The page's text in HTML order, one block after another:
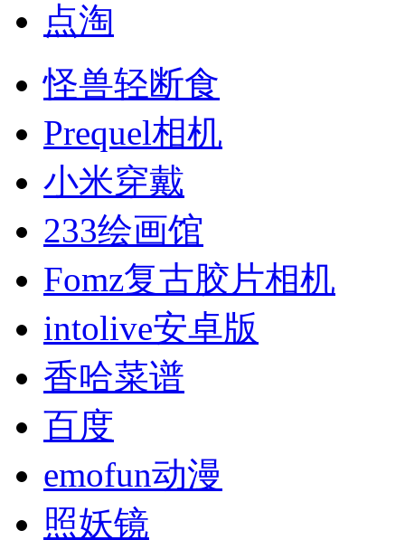
点淘
怪兽轻断食
Prequel相机
小米穿戴
233绘画馆
Fomz复古胶片相机
intolive安卓版
香哈菜谱
百度
emofun动漫
照妖镜